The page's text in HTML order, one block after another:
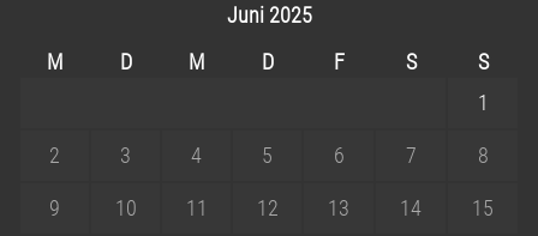
Juni 2025
M
D M D F S
S
1
2 3 4 5 6 7 8
9 10 11 12 13 14 15